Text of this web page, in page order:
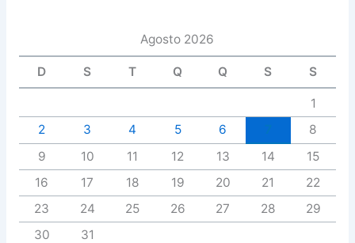
Agosto 2026
D S T Q Q S S
1
2
3 4 5 6
8
9
10 11 12 13 14
15
16
17 18 19 20 21
22
23
24 25 26 27 28
29
30
31